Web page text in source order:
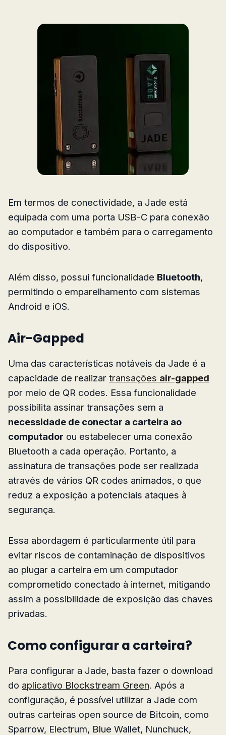
Em termos de conectividade, a Jade está
equipada com uma porta USB-C para conexão
ao computador e também para o carregamento
do dispositivo.
Além disso, possui funcionalidade Bluetooth,
permitindo o emparelhamento com sistemas
Android e iOS.
Air-Gapped
Uma das características notáveis da Jade é a
capacidade de realizar transações air-gapped
por meio de QR codes. Essa funcionalidade
possibilita assinar transações sem a
necessidade de conectar a carteira ao
computador ou estabelecer uma conexão
Bluetooth a cada operação. Portanto, a
assinatura de transações pode ser realizada
através de vários QR codes animados, o que
reduz a exposição a potenciais ataques à
segurança.
Essa abordagem é particularmente útil para
evitar riscos de contaminação de dispositivos
ao plugar a carteira em um computador
comprometido conectado à internet, mitigando
assim a possibilidade de exposição das chaves
privadas.
Como configurar a carteira?
Para configurar a Jade, basta fazer o download
do aplicativo Blockstream Green. Após a
configuração, é possível utilizar a Jade com
outras carteiras open source de Bitcoin, como
Sparrow, Electrum, Blue Wallet, Nunchuck,